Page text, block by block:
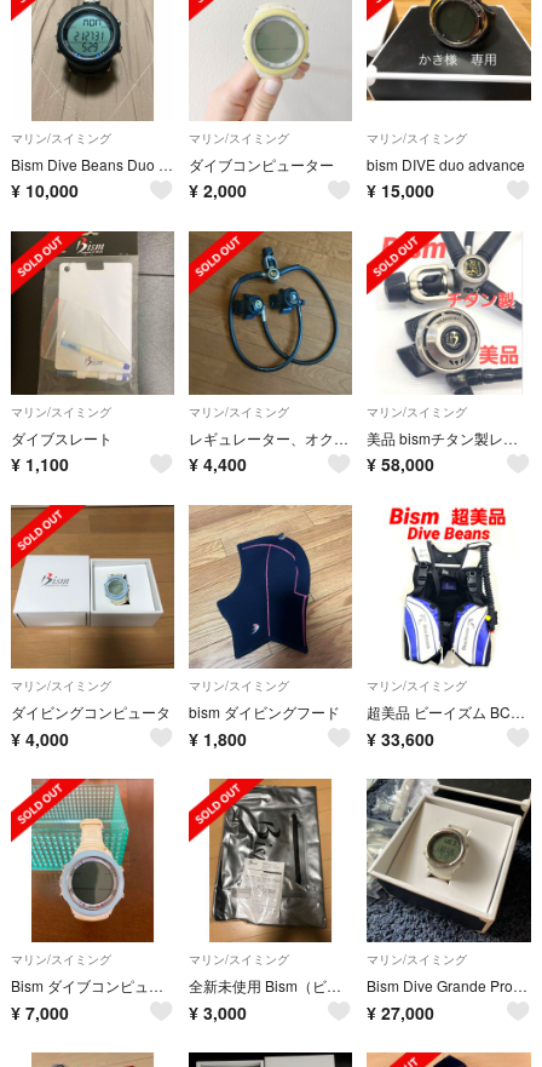
マリン/スイミング
Bism Dive Beans Duo ダイブコンピューター黒
¥ 10,000
マリン/スイミング
ダイブコンピューター
¥ 2,000
マリン/スイミング
bism DIVE duo advance
¥ 15,000
マリン/スイミング
ダイブスレート
¥ 1,100
マリン/スイミング
レギュレーター、オクトパス ビーズム
¥ 4,400
マリン/スイミング
美品 bismチタン製レギュレーターセット ビーイズム スキューバダイビング
¥ 58,000
マリン/スイミング
ダイビングコンピュータ
¥ 4,000
マリン/スイミング
bism ダイビングフード
¥ 1,800
マリン/スイミング
超美品 ビーイズム BCD ダイブビーンズ スキューバダイビング BCジャケット
¥ 33,600
マリン/スイミング
Bism ダイブコンピュータ
¥ 7,000
マリン/スイミング
全新未使用 Bism（ビーイズム） ウォータープルーフバッグ
¥ 3,000
マリン/スイミング
Bism Dive Grande Professional
¥ 27,000